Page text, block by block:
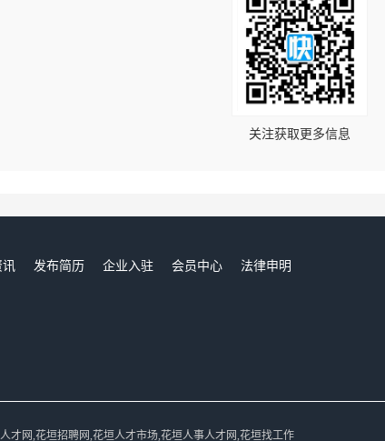
关注获取更多信息
讯 发布简历 企业入驻 会员中心
法律申明
才网,花垣招聘网,花垣人才市场,花垣人事人才网,花垣找工作